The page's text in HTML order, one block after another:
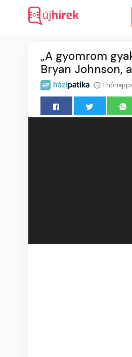
„A gyomrom
Bryan Johnson,
1